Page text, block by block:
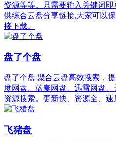
资源等等。只需要输入关键词
供综合云盘分享链接,大家可以
接下载。
盘了个盘
盘了个盘 聚合云盘高效搜索，
度网盘、蓝奏网盘、迅雷网盘
资源搜索。更新快、资源全、速
飞猪盘